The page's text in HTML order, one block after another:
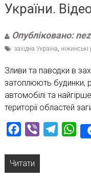
України.
Опубліковано:
західна Україна
Зливи та паводки в
затоплюють будинки,
автомобілі та
території областей
Facebook
Viber Telegram
Читати